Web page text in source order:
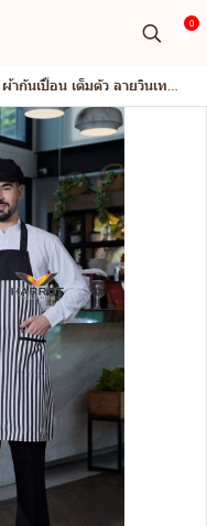
0
ผ้ากันเปื้อน เต็มตัว ลายวินเทจแต่งดำ